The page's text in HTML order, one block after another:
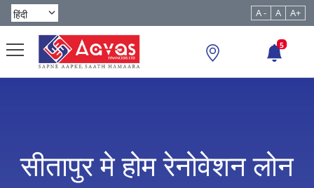
A - A A+
5
सीतापुर मे होम रेनोवेशन लोन